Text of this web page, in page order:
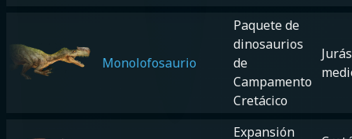
Monolofosaurio
Paquete de
dinosaurios
de
Campamento
Cretácico
Expansión